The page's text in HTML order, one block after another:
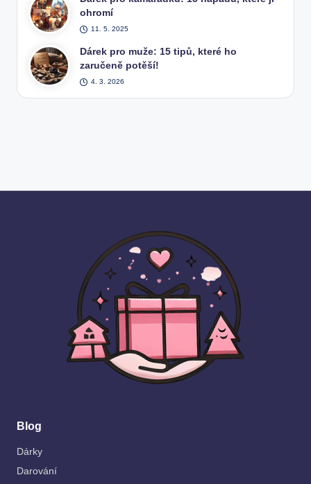
ohromí
11. 5. 2025
Dárek pro muže: 15 tipů, které ho
zaručeně potěší!
4. 3. 2026
Blog
Dárky
Darování